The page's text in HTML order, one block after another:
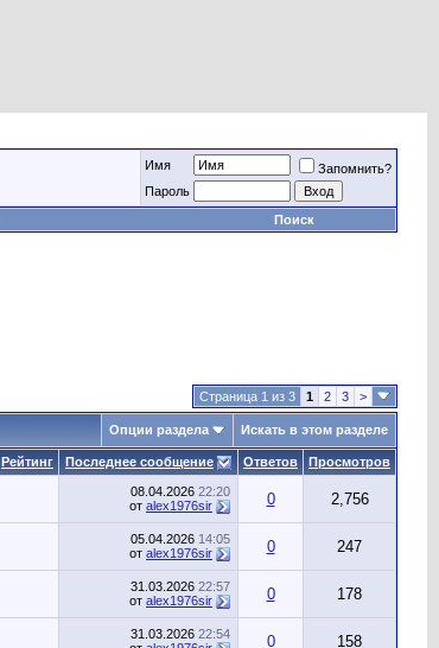
Имя
Запомнить?
Пароль
Поиск
Страница 1 из 3 1 2 3 >
Опции раздела Искать в этом разделе
Рейтинг Последнее сообщение Ответов Просмотров
08.04.2026 22:20
от alex1976sir 0 2,756
05.04.2026 14:05
от alex1976sir 0 247
31.03.2026 22:57
от alex1976sir 0 178
31.03.2026 22:54
0 158